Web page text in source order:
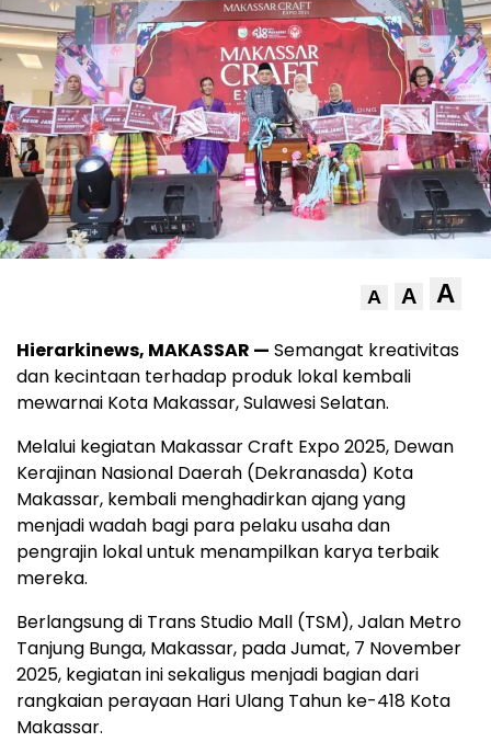
A A A
Hierarkinews, MAKASSAR — Semangat kreativitas
dan kecintaan terhadap produk lokal kembali
mewarnai Kota Makassar, Sulawesi Selatan.
Melalui kegiatan Makassar Craft Expo 2025, Dewan
Kerajinan Nasional Daerah (Dekranasda) Kota
Makassar, kembali menghadirkan ajang yang
menjadi wadah bagi para pelaku usaha dan
pengrajin lokal untuk menampilkan karya terbaik
mereka.
Berlangsung di Trans Studio Mall (TSM), Jalan Metro
Tanjung Bunga, Makassar, pada Jumat, 7 November
2025, kegiatan ini sekaligus menjadi bagian dari
rangkaian perayaan Hari Ulang Tahun ke-418 Kota
Makassar.